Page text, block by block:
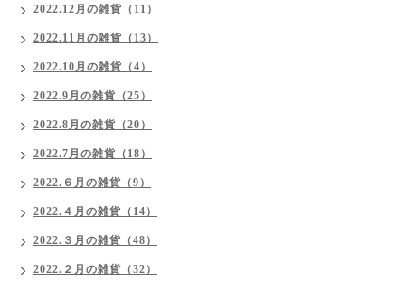
2022.12月の雑貨（11）
2022.11月の雑貨（13）
2022.10月の雑貨（4）
2022.9月の雑貨（25）
2022.8月の雑貨（20）
2022.7月の雑貨（18）
2022.６月の雑貨（9）
2022.４月の雑貨（14）
2022.３月の雑貨（48）
2022.２月の雑貨（32）